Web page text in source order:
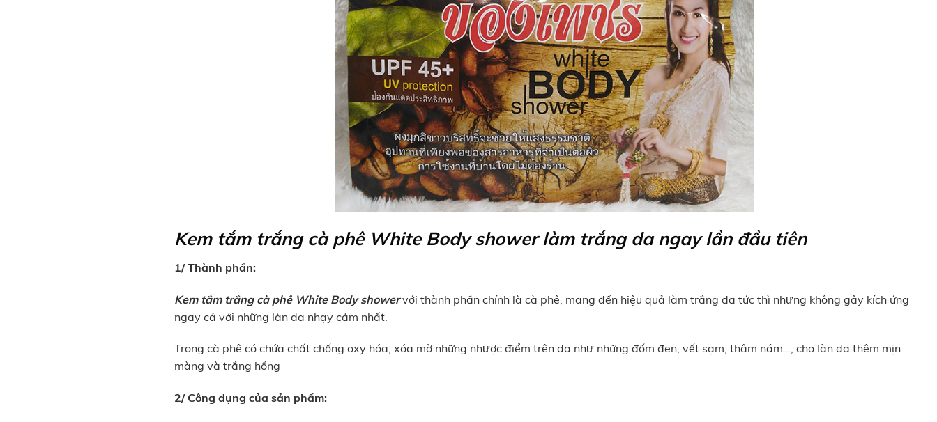
Kem tắm trắng cà phê White Body shower làm trắng da ngay lần đầu tiên
1/ Thành phần:
Kem tắm trắng cà phê White Body showervới thành phần chính là cà phê, mang đến hiệu quả làm trắng da tức thì nhưng không gây kích ứng
ngay cả với những làn da nhạy cảm nhất.
Trong cà phê có chứa chất chống oxy hóa, xóa mờ những nhược điểm trên da như những đốm đen, vết sạm, thâm nám…, cho làn da thêm mịn
màng và trắng hồng
2/ Công dụng của sản phẩm: